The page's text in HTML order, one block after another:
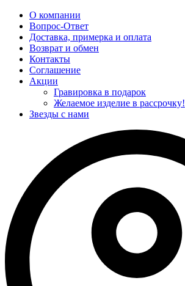
О компании
Вопрос-Ответ
Доставка, примерка и оплата
Возврат и обмен
Контакты
Соглашение
Акции
Гравировка в подарок
Желаемое изделие в рассрочку!
Звезды с нами